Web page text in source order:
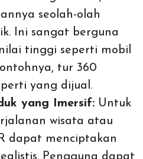
seolah-olah
Ini sangat berguna
tinggi seperti mobil
tur 360
yang dijual.
yang Imersif: Untuk
wisata atau
dapat menciptakan
Pengguna dapat